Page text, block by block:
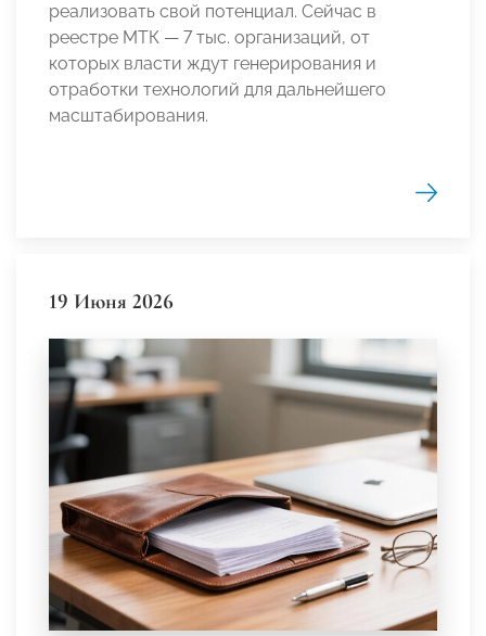
реализовать свой потенциал. Сейчас в
реестре МТК — 7 тыс. организаций, от
которых власти ждут генерирования и
отработки технологий для дальнейшего
масштабирования.
19 Июня 2026